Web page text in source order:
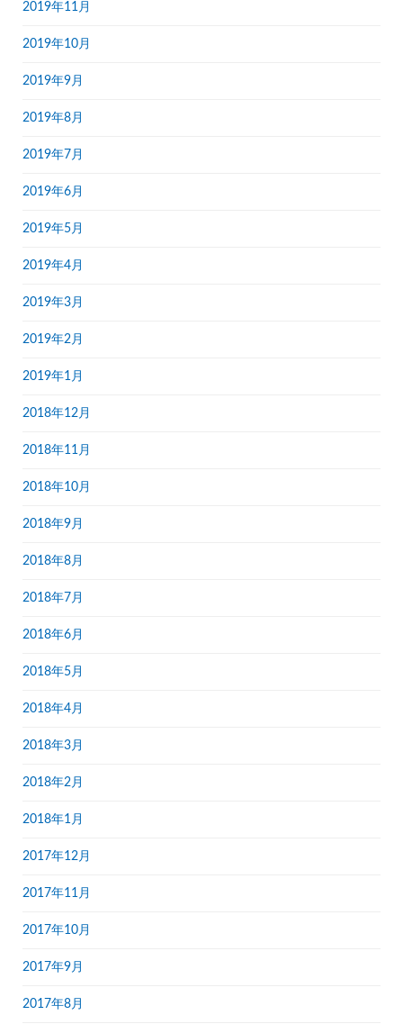
2019年11月
2019年10月
2019年9月
2019年8月
2019年7月
2019年6月
2019年5月
2019年4月
2019年3月
2019年2月
2019年1月
2018年12月
2018年11月
2018年10月
2018年9月
2018年8月
2018年7月
2018年6月
2018年5月
2018年4月
2018年3月
2018年2月
2018年1月
2017年12月
2017年11月
2017年10月
2017年9月
2017年8月